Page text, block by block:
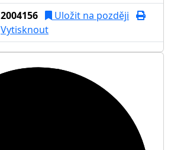
2004156
Uložit na později
Vytisknout